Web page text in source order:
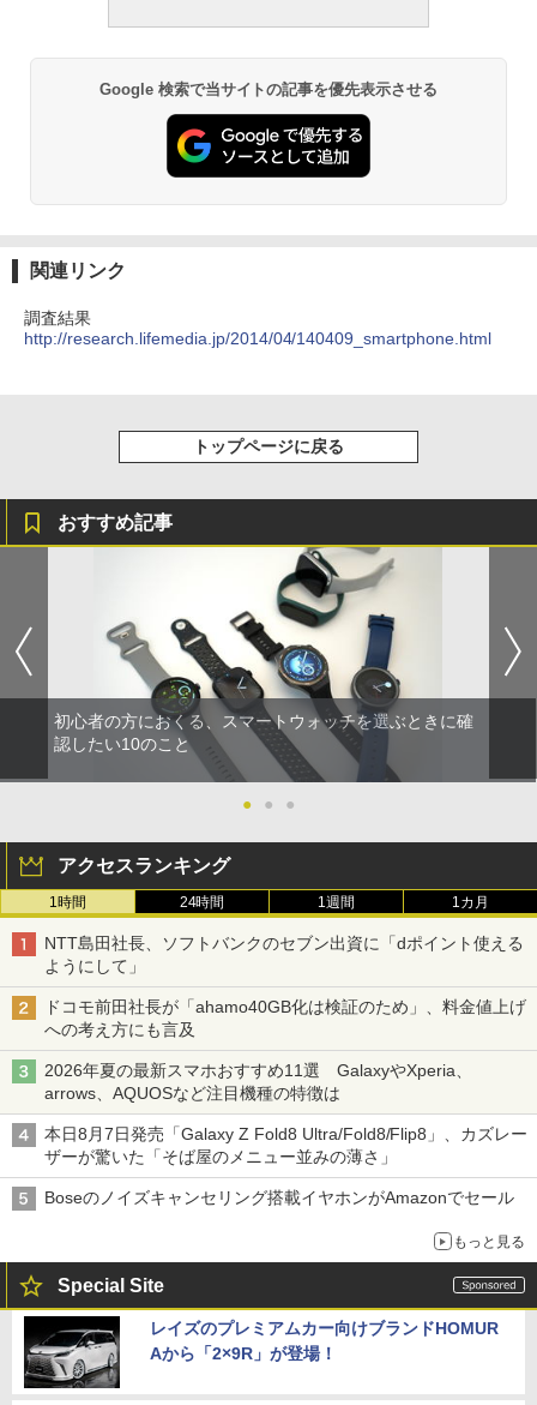
Google 検索で当サイトの記事を優先表示させる
関連リンク
調査結果
http://research.lifemedia.jp/2014/04/140409_smartphone.html
トップページに戻る
おすすめ記事
初心者の方におくる、スマートウォッチを選ぶときに確
認したい10のこと
● ● ●
アクセスランキング
1時間 24時間 1週間 1カ月
NTT島田社長、ソフトバンクのセブン出資に「dポイント使える
ようにして」
ドコモ前田社長が「ahamo40GB化は検証のため」、料金値上げ
への考え方にも言及
2026年夏の最新スマホおすすめ11選 GalaxyやXperia、
arrows、AQUOSなど注目機種の特徴は
本日8月7日発売「Galaxy Z Fold8 Ultra/Fold8/Flip8」、カズレー
ザーが驚いた「そば屋のメニュー並みの薄さ」
Boseのノイズキャンセリング搭載イヤホンがAmazonでセール
もっと見る
Special Site
レイズのプレミアムカー向けブランドHOMUR
Aから「2×9R」が登場！